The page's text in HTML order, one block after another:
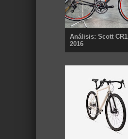
Análisis: Scott
2016